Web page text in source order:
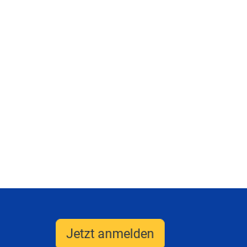
Jetzt anmelden